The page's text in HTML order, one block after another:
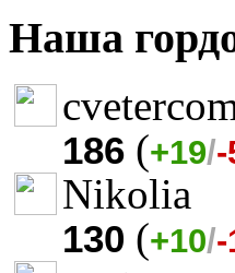
Наша
186 (+19/-
Nikolia
130 (+10/-